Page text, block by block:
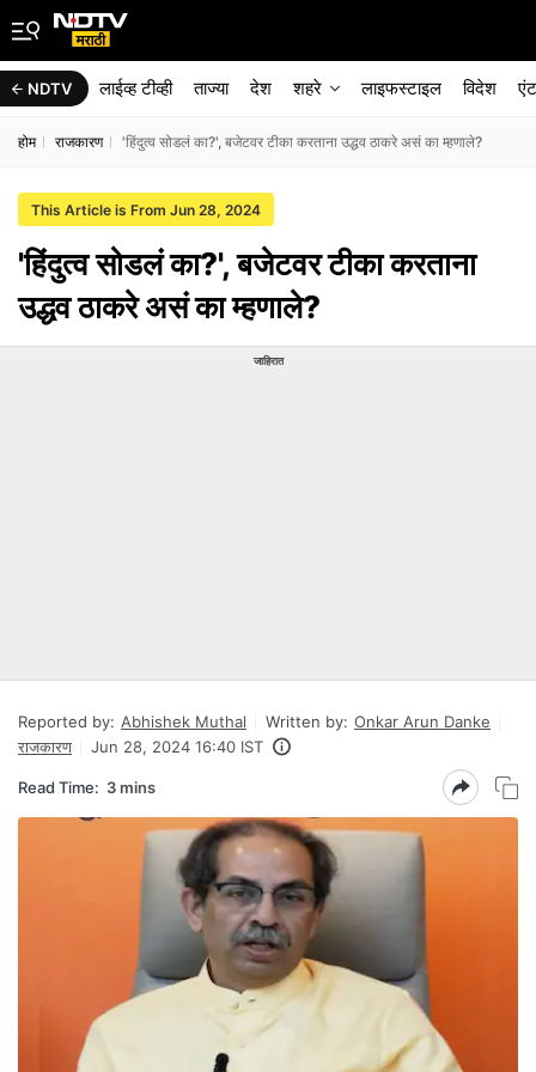
NDTV लाईव्ह टीव्ही ताज्या देश शहरे लाइफस्टाइल विदेश
होम राजकारण 'हिंदुत्व सोडलं का?', बजेटवर टीका करताना उद्धव ठाकरे असं का म्हणाले?
This Article is From Jun 28, 2024
'हिंदुत्व सोडलं का?', बजेटवर टीका करताना
उद्धव ठाकरे असं का म्हणाले?
जाहिरात
Reported by: Abhishek Muthal Written by: Onkar Arun Danke
राजकारण
Jun 28, 2024 16:40 IST
Read Time: 3 mins